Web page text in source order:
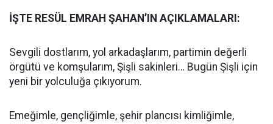
İŞTE RESÜL EMRAH ŞAHAN’IN AÇIKLAMALARI:
Sevgili dostlarım, yol arkadaşlarım, partimin değerli
örgütü ve komşularım, Şişli sakinleri… Bugün Şişli için
yeni bir yolculuğa çıkıyorum.
Emeğimle, gençliğimle, şehir plancısı kimliğimle,